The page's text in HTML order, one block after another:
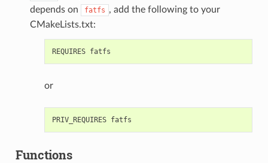
depends on
fatfs , add the following to your
CMakeLists.txt:
or
Functions